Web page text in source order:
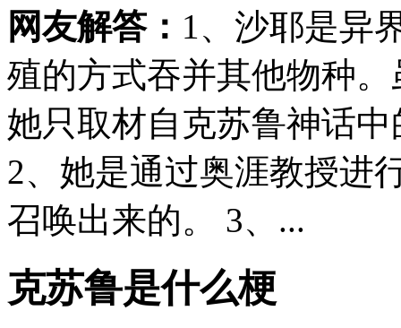
网友解答： 1、沙耶是异
殖的方式吞并其他物种
她只取材自克苏鲁神话中
2、她是通过奥涯教授进
召唤出来的。 3、...
克苏鲁是什么梗